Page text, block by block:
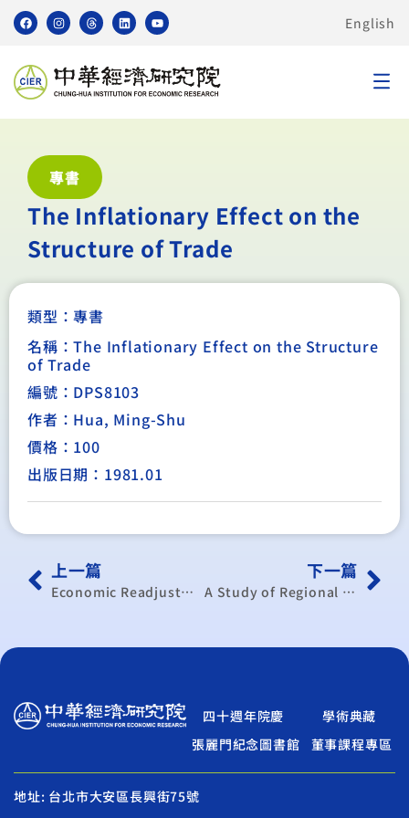
English
專書
The Inflationary Effect on the
Structure of Trade
類型：專書
名稱：The Inflationary Effect on the Structure
of Trade
編號：DPS8103
作者：Hua, Ming-Shu
價格：100
出版日期：1981.01
上一篇
Economic Readjustment in Mainland China
下一篇
A Study of Regional Factor Productivities in Chinese Agriculture
四十週年院慶
學術典藏
張麗門紀念圖書館
董事課程專區
地址: 台北市大安區長興街75號